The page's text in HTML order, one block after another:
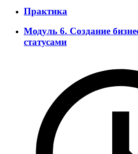
Практика
Модуль 6. Создание
статусами